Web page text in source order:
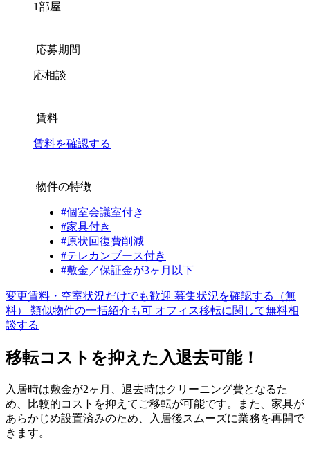
1部屋
応募期間
応相談
賃料
賃料を確認する
物件の特徴
#個室会議室付き
#家具付き
#原状回復費削減
#テレカンブース付き
#敷金／保証金が3ヶ月以下
変更賃料・空室状況だけでも歓迎 募集状況を確認する（無
料）
類似物件の一括紹介も可 オフィス移転に関して無料相
談する
移転コストを抑えた入退去可能！
入居時は敷金が2ヶ月、退去時はクリーニング費となるた
め、比較的コストを抑えてご移転が可能です。また、家具が
あらかじめ設置済みのため、入居後スムーズに業務を再開で
きます。